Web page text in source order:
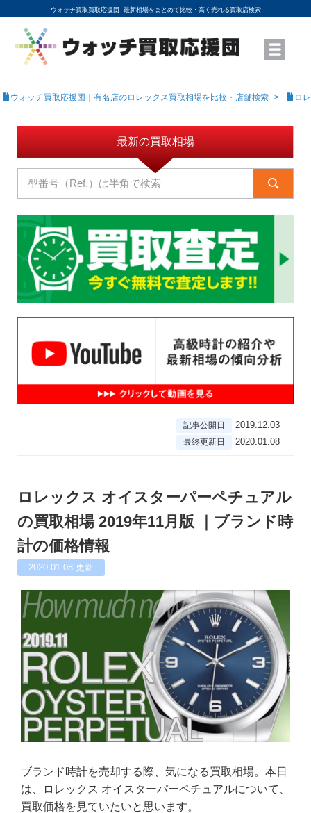
ウォッチ買取買取応援団│ 最新相場をまとめて比較・高く売れる買取店検索
YouTubeで動画を公開中
ROLEXモデル名から買取相場を調べる
高級時計ブランド名から買取相場を調べる
地域から買取店を探す
店舗名から買取店を探す
ブランド時計を高く売る方法
買取査定を依頼する
ウォッチ買取応援団｜有名店のロレックス買取相場を比較・店舗検索 ロ
最新の買取相場
記事公開日 2019.12.03
最終更新日 2020.01.08
ロレックス オイスターパーペチュアル
の買取相場 2019年11月版 ｜ブランド時
計の価格情報
2020.01.08 更新
ブランド時計を売却する際、気になる買取相場。本日
は、ロレックス オイスターパーペチュアルについて、
買取価格を見ていたいと思います。